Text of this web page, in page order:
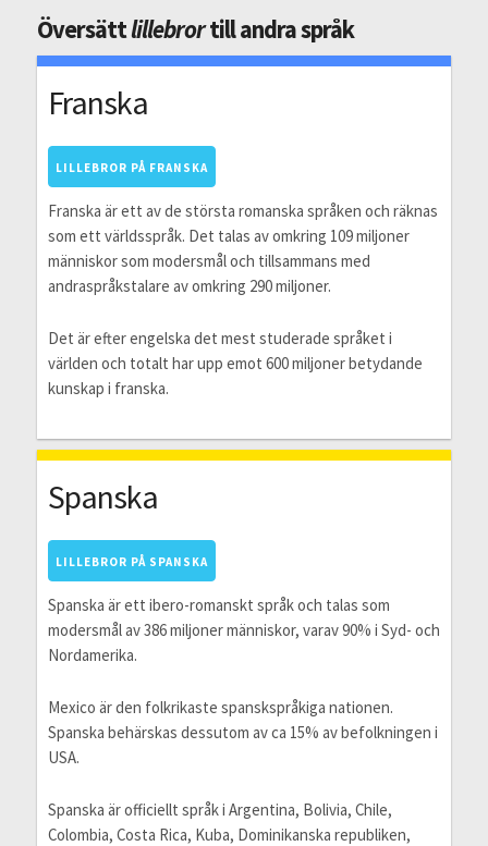
Översättlillebrortill andra språk
Franska
LILLEBROR PÅ FRANSKA
Franska är ett av de största romanska språken och räknas
som ett världsspråk. Det talas av omkring 109 miljoner
människor som modersmål och tillsammans med
andraspråkstalare av omkring 290 miljoner.
Det är efter engelska det mest studerade språket i
världen och totalt har upp emot 600 miljoner betydande
kunskap i franska.
Spanska
LILLEBROR PÅ SPANSKA
Spanska är ett ibero-romanskt språk och talas som
modersmål av 386 miljoner människor, varav 90% i Syd- och
Nordamerika.
Mexico är den folkrikaste spanskspråkiga nationen.
Spanska behärskas dessutom av ca 15% av befolkningen i
USA.
Spanska är officiellt språk i Argentina, Bolivia, Chile,
Colombia, Costa Rica, Kuba, Dominikanska republiken,